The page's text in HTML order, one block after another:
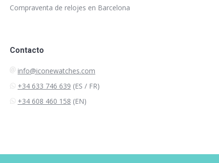
Compraventa de relojes en Barcelona
Contacto
info@iconewatches.com
+34 633 746 639 (ES / FR)
+34 608 460 158 (EN)